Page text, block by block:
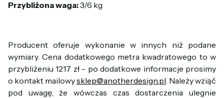
Przybliżona waga:3/6 kg
Producent oferuje wykonanie w innych niż podane
wymiary. Cena dodatkowego metra kwadratowego to w
przybliżeniu 1217 zł - po dodatkowe informacje prosimy
o kontakt mailowysklep@anotherdesign.pl . Należy wziąć
pod uwagę, że wówczas czas dostarczenia ulegnie